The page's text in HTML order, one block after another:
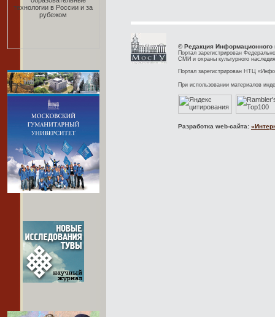
© Редакция Информационного
Портал зарегистрирован
СМИ и охраны культурного
Портал зарегистрирован НТЦ
При использовании материалов
Разработка web-сайта: